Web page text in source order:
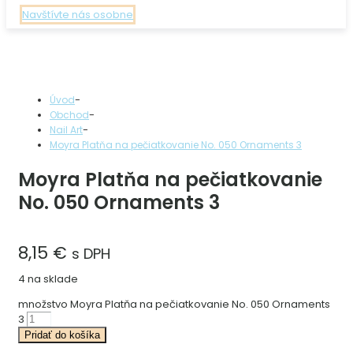
Navštívte nás osobne
Úvod-
Obchod-
Nail Art-
Moyra Platňa na pečiatkovanie No. 050 Ornaments 3
Moyra Platňa na pečiatkovanie
No. 050 Ornaments 3
8,15 € s DPH
4 na sklade
množstvo Moyra Platňa na pečiatkovanie No. 050 Ornaments
3
Pridať do košíka